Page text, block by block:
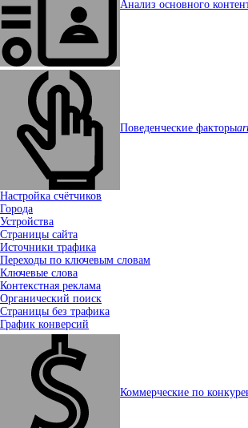
Анализ основного
Поведенческие факторы
Настройка счётчиков
Города
Устройства
Страницы сайта
Источники трафика
Переходы по ключевым словам
Ключевые слова
Контекстная реклама
Органический поиск
Страницы без трафика
График конверсий
Коммерческие по